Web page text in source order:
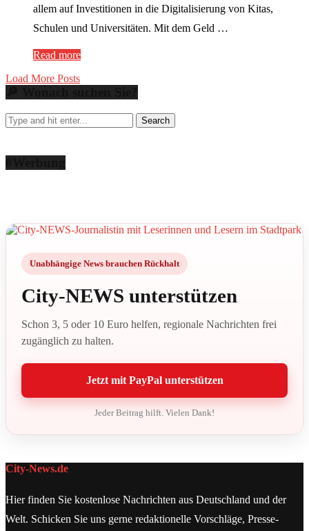
allem auf Investitionen in die Digitalisierung von Kitas,
Schulen und Universitäten. Mit dem Geld …
Read more
Load More Posts
Unabhängige News brauchen Rückhalt
City-NEWS unterstützen
Schon 3, 5 oder 10 Euro helfen, regionale Nachrichten frei
zugänglich zu halten.
Jetzt mit PayPal unterstützen
Jeder Beitrag hilft. Vielen Dank!
City-News.de
Hier finden Sie kostenlose Nachrichten aus Deutschland und der
Welt. Schicken Sie uns gerne redaktionelle Vorschläge, Presse-